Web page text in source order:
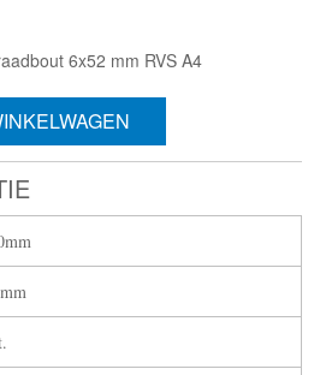
6x52 mm RVS A4